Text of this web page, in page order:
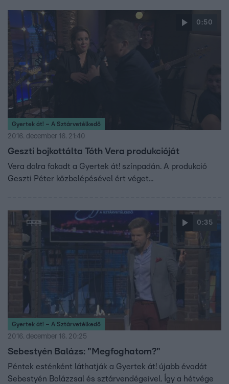
0:50
Gyertek át! – A Sztárvetélkedő
2016. december 16. 21:40
Geszti bojkottálta Tóth Vera produkcióját
Vera dalra fakadt a Gyertek át! színpadán. A produkció
Geszti Péter közbelépésével ért véget...
0:35
Gyertek át! – A Sztárvetélkedő
2016. december 16. 20:25
Sebestyén Balázs: "Megfoghatom?"
Péntek esténként láthatják a Gyertek át! újabb évadát
Sebestyén Balázzsal és sztárvendégeivel. Így a hétvége